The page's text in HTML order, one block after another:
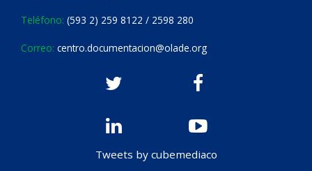
Teléfono: (593 2) 259 8122 / 2598 280
Correo: centro.documentacion@olade.org
Tweets by cubemediaco